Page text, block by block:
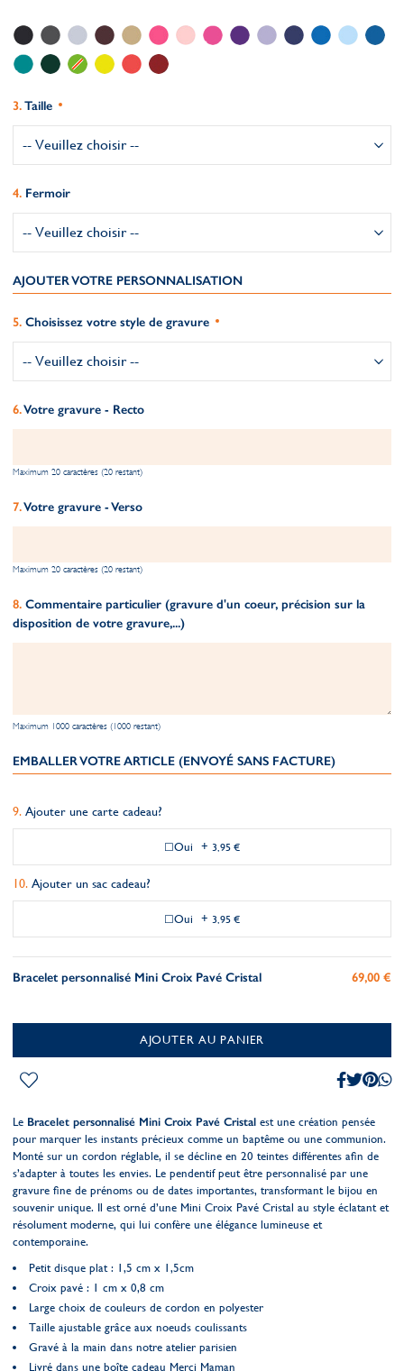
Taille
Fermoir
AJOUTER VOTRE PERSONNALISATION
Choisissez votre style de gravure
Votre gravure - Recto
Maximum 20 caractères (20 restant)
Votre gravure - Verso
Maximum 20 caractères (20 restant)
Commentaire particulier (gravure d'un coeur, précision sur la
disposition de votre gravure,...)
Maximum 1000 caractères (1000 restant)
EMBALLER VOTRE ARTICLE (ENVOYÉ SANS FACTURE)
Ajouter une carte cadeau?
Oui + 3,95 €
Ajouter un sac cadeau?
Oui + 3,95 €
Bracelet personnalisé Mini Croix Pavé Cristal 69,00 €
AJOUTER AU PANIER
Le Bracelet personnalisé Mini Croix Pavé Cristal est une création pensée
pour marquer les instants précieux comme un baptême ou une communion.
Monté sur un cordon réglable, il se décline en 20 teintes différentes afin de
s’adapter à toutes les envies. Le pendentif peut être personnalisé par une
gravure fine de prénoms ou de dates importantes, transformant le bijou en
souvenir unique. Il est orné d’une Mini Croix Pavé Cristal au style éclatant et
résolument moderne, qui lui confère une élégance lumineuse et
contemporaine.
Petit disque plat : 1,5 cm x 1,5cm
Croix pavé : 1 cm x 0,8 cm
Large choix de couleurs de cordon en polyester
Taille ajustable grâce aux noeuds coulissants
Gravé à la main dans notre atelier parisien
Livré dans une boîte cadeau Merci Maman